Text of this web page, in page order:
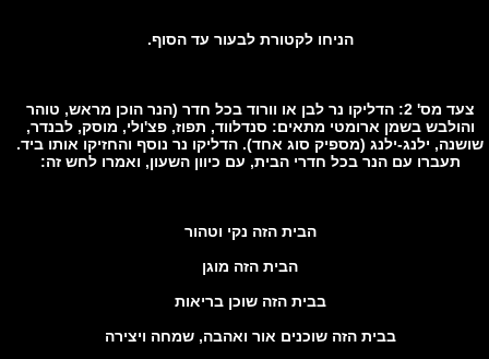
הניחו לקטורת לבעור עד הסוף.
צעד מס' 2: הדליקו נר לבן או וורוד בכל חדר (הנר הוכן מראש, טוהר
בשמן ארומטי מתאים: סנדלווד, תפוז, פצ'ולי, מוסק, לבנדר,
ילנג-ילנג (מספיק סוג אחד). הדליקו נר נוסף והחזיקו אותו ביד.
תעברו עם הנר בכל חדרי הבית, עם כיוון השעון, ואמרו לחש זה:
הבית הזה נקי וטהור
הבית הזה מוגן
בבית הזה שוכן בריאות
בבית הזה שוכנים אור ואהבה, שמחה ויצירה